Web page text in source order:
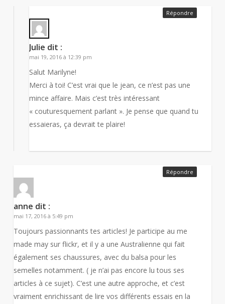
Julie dit :
mai 19, 2016 à 12:39 pm
Salut Marilyne!
Merci à toi! C’est vrai que le jean, ce n’est pas une
mince affaire. Mais c’est très intéressant
« couturesquement parlant ». Je pense que quand tu
essaieras, ça devrait te plaire!
Répondre
anne dit :
mai 17, 2016 à 5:49 pm
Toujours passionnants tes articles! Je participe au me
made may sur flickr, et il y a une Australienne qui fait
également ses chaussures, avec du balsa pour les
semelles notamment. ( je n’ai pas encore lu tous ses
articles à ce sujet). C’est une autre approche, et c’est
vraiment enrichissant de lire vos différents essais en la
Répondre